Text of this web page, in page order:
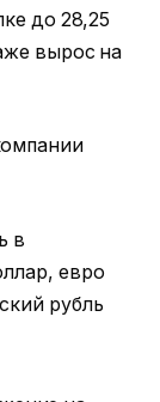
до 28,25
вырос на
в
евро
рубль